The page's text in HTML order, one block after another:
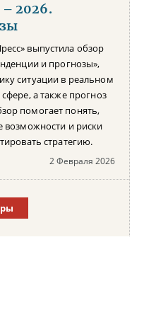
2026.
выпустила обзор
и прогнозы»,
ситуации в реальном
а также прогноз
помогает понять,
возможности и риски
стратегию.
2 Февраля 2026